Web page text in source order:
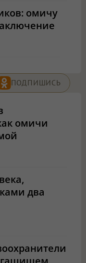
омичу
ПОДПИШИСЬ
омичи
два